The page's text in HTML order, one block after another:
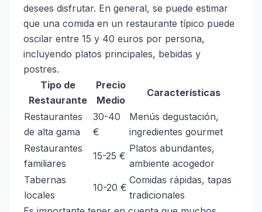
desees disfrutar. En general, se puede estimar
que una comida en un restaurante típico puede
oscilar entre 15 y 40 euros por persona,
incluyendo platos principales, bebidas y
postres.
Tipo de
Restaurante
Precio
Medio
Características
Restaurantes
de alta gama
30-40
€
Menús degustación,
ingredientes gourmet
Restaurantes
familiares
15-25 €
Platos abundantes,
ambiente acogedor
Tabernas
locales
10-20 €
Comidas rápidas, tapas
tradicionales